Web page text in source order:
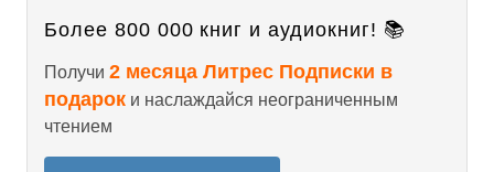
Более 800 000 книг и аудиокниг! 📚
Получи 2 месяца Литрес Подписки в
подарок и наслаждайся неограниченным
чтением